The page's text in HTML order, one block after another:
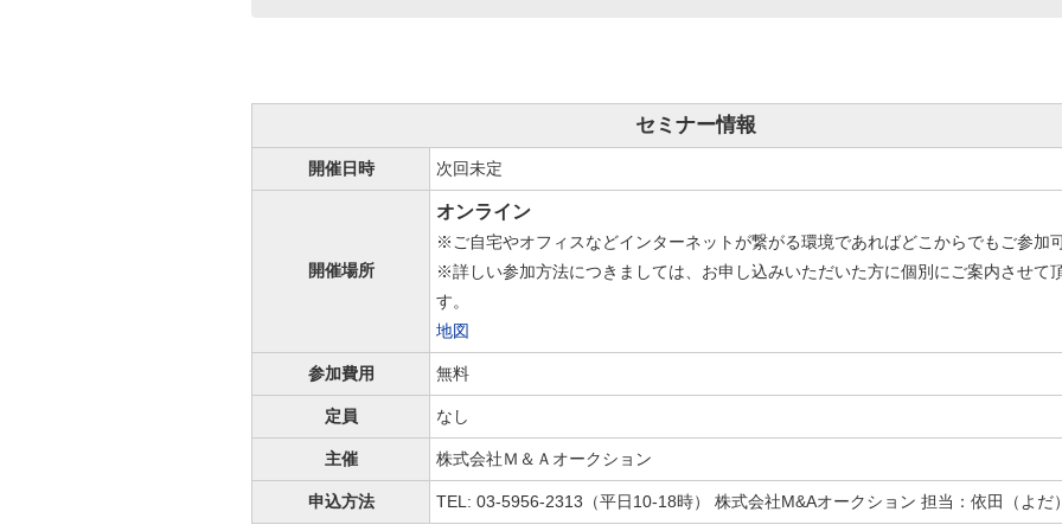
セミナー情報
開催日時 次回未定
開催場所
オンライン
※ご自宅やオフィスなどインターネットが繋がる環境であればどこからでもご参加
※詳しい参加方法につきましては、お申し込みいただいた方に個別にご案内させて
す。
地図
参加費用 無料
定員 なし
主催 株式会社Ｍ＆Ａオークション
申込方法 TEL: 03-5956-2313（平日10-18時） 株式会社M&Aオークション 担当：依田（よだ）